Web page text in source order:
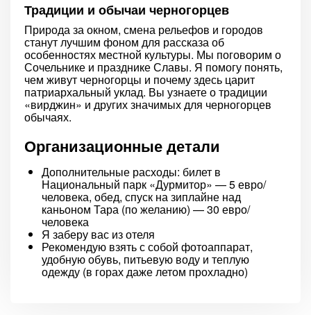
Традиции и обычаи черногорцев
Природа за окном, смена рельефов и городов
станут лучшим фоном для рассказа об
особенностях местной культуры. Мы поговорим о
Сочельнике и празднике Славы. Я помогу понять,
чем живут черногорцы и почему здесь царит
патриархальный уклад. Вы узнаете о традиции
«вирджин» и других значимых для черногорцев
обычаях.
Организационные детали
Дополнительные расходы: билет в
Национальный парк «Дурмитор» — 5 евро/
человека, обед, спуск на зиплайне над
каньоном Тара (по желанию) — 30 евро/
человека
Я заберу вас из отеля
Рекомендую взять с собой фотоаппарат,
удобную обувь, питьевую воду и теплую
одежду (в горах даже летом прохладно)